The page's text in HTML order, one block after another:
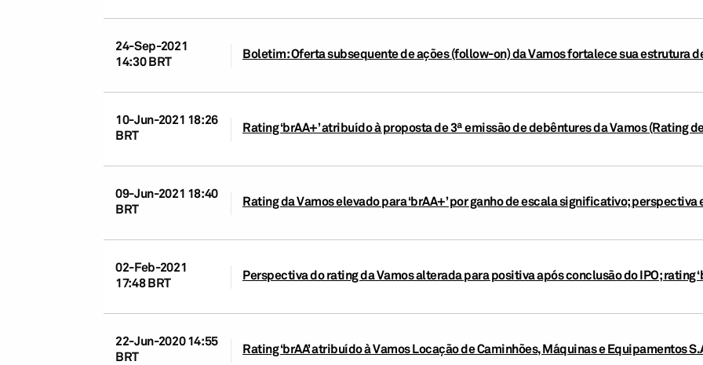
24-Sep-2021
14:30 BRT
Boletim: Oferta subsequente de ações (follow-on) da Vamos fortalece sua estrutura
10-Jun-2021 18:26
BRT
Rating ‘brAA+’ atribuído à proposta de 3ª emissão de debêntures da Vamos (Rating de
09-Jun-2021 18:40
BRT
Rating da Vamos elevado para ‘brAA+’ por ganho de escala significativo; perspectiva
02-Feb-2021
17:48 BRT
Perspectiva do rating da Vamos alterada para positiva após conclusão do IPO; rating
22-Jun-2020 14:55
BRT
Rating ‘brAA’ atribuído à Vamos Locação de Caminhões, Máquinas e Equipamentos